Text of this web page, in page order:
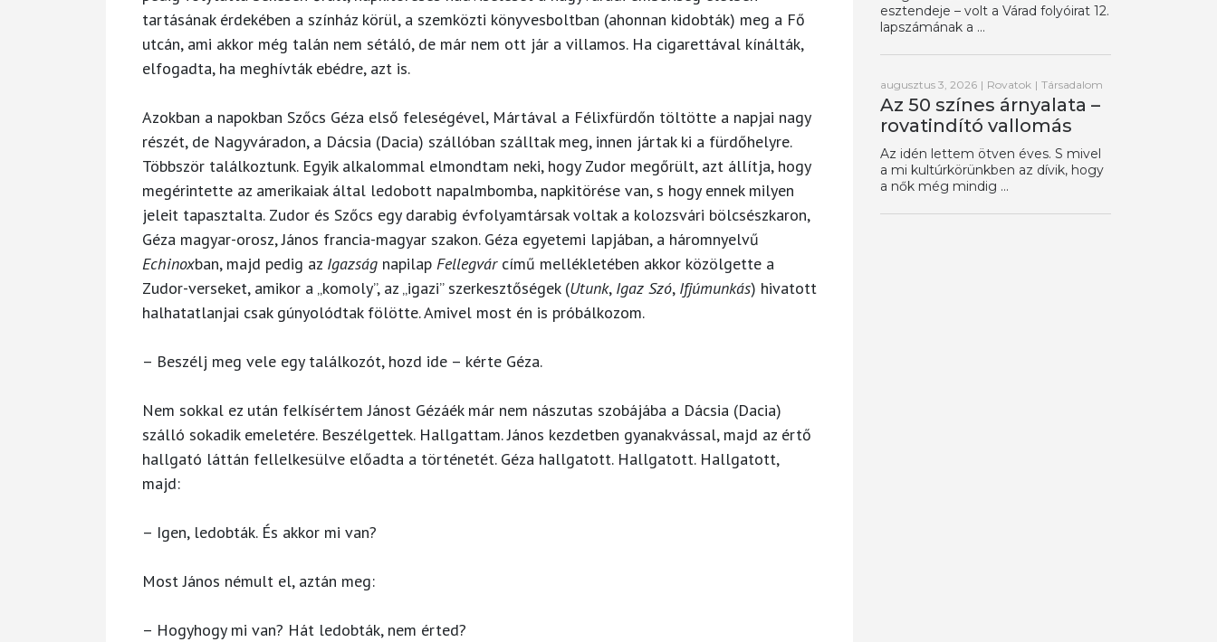
tartásának érdekében a színház körül, a szemközti könyvesboltban (ahonnan kidobták) meg a Fő
utcán, ami akkor még talán nem sétáló, de már nem ott jár a villamos. Ha cigarettával kínálták,
elfogadta, ha meghívták ebédre, azt is.
Azokban a napokban Szőcs Géza első feleségével, Mártával a Félixfürdőn töltötte a napjai nagy
részét, de Nagyváradon, a Dácsia (Dacia) szállóban szálltak meg, innen jártak ki a fürdőhelyre.
Többször találkoztunk. Egyik alkalommal elmondtam neki, hogy Zudor megőrült, azt állítja, hogy
megérintette az amerikaiak által ledobott napalmbomba, napkitörése van, s hogy ennek milyen
jeleit tapasztalta. Zudor és Szőcs egy darabig évfolyamtársak voltak a kolozsvári bölcsészkaron,
Géza magyar-orosz, János francia-magyar szakon. Géza egyetemi lapjában, a háromnyelvű
Echinoxban, majd pedig az Igazság napilap Fellegvárcímű mellékletében akkor közölgette a
Zudor-verseket, amikor a „komoly”, az „igazi” szerkesztőségek (Utunk, Igaz Szó, Ifjúmunkás) hivatott
halhatatlanjai csak gúnyolódtak fölötte. Amivel most én is próbálkozom.
– Beszélj meg vele egy találkozót, hozd ide – kérte Géza.
Nem sokkal ez után felkísértem Jánost Gézáék már nem nászutas szobájába a Dácsia (Dacia)
szálló sokadik emeletére. Beszélgettek. Hallgattam. János kezdetben gyanakvással, majd az értő
hallgató láttán fellelkesülve előadta a történetét. Géza hallgatott. Hallgatott. Hallgatott,
majd:
– Igen, ledobták. És akkor mi van?
Most János némult el, aztán meg:
– Hogyhogy mi van? Hát ledobták, nem érted?
esztendeje – volt a Várad folyóirat 12.
lapszámának a ...
augusztus 3, 2026 | Rovatok | Társadalom
Az 50 színes árnyalata –
rovatindító vallomás
Az idén lettem ötven éves. S mivel
a mi kultúrkörünkben az dívik, hogy
a nők még mindig ...